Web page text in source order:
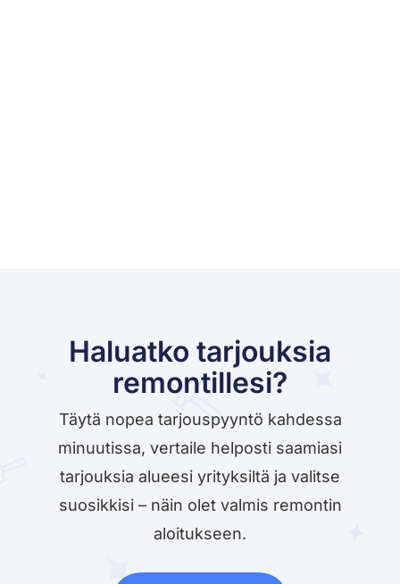
Haluatko tarjouksia
remontillesi?
Täytä nopea tarjouspyyntö kahdessa
minuutissa, vertaile helposti saamiasi
tarjouksia alueesi yrityksiltä ja valitse
suosikkisi – näin olet valmis remontin
aloitukseen.